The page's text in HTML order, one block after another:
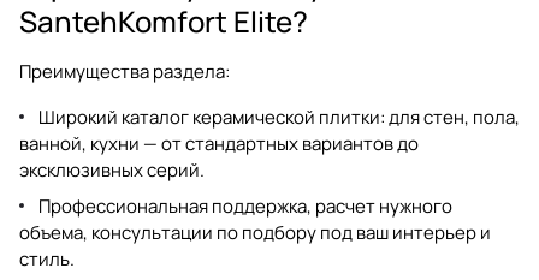
SantehKomfort Elite?
Преимущества раздела:
Широкий каталогкерамической плитки: для стен, пола,
ванной, кухни — от стандартных вариантов до
эксклюзивных серий.
Профессиональная поддержка, расчет нужного
объема, консультации по подбору под ваш интерьер и
стиль.